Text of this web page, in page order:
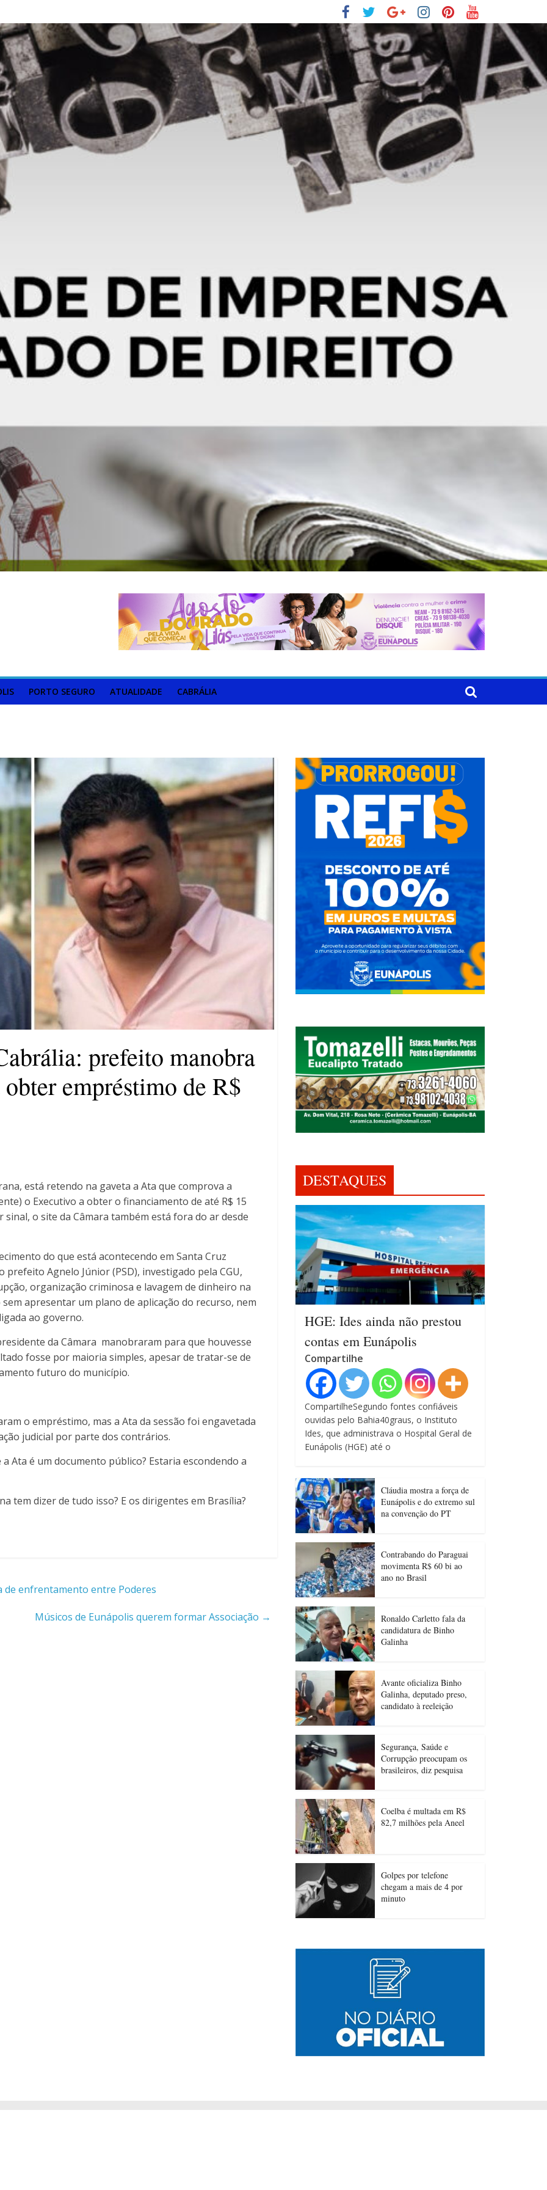
PORTO SEGURO ATUALIDADE CABRÁLIA
prefeito manobra
empréstimo de R$
está retendo na gaveta a Ata que comprova a
o Executivo a obter o financiamento de até R$ 15
sinal, o site da Câmara também está fora do ar desde
do que está acontecendo em Santa Cruz
Agnelo Júnior (PSD), investigado pela CGU,
organização criminosa e lavagem de dinheiro na
apresentar um plano de aplicação do recurso, nem
ao governo.
da Câmara manobraram para que houvesse
fosse por maioria simples, apesar de tratar-se de
futuro do município.
o empréstimo, mas a Ata da sessão foi engavetada
judicial por parte dos contrários.
Ata é um documento público? Estaria escondendo a
tem dizer de tudo isso? E os dirigentes em Brasília?
de enfrentamento entre Poderes
Músicos de Eunápolis querem formar Associação →
DESTAQUES
HGE: Ides ainda não prestou
contas em Eunápolis
Compartilhe
CompartilheSegundo fontes confiáveis
ouvidas pelo Bahia40graus, o Instituto
Ides, que administrava o Hospital Geral de
Eunápolis (HGE) até o
Cláudia mostra a força de
Eunápolis e do extremo sul
na convenção do PT
Contrabando do Paraguai
movimenta R$ 60 bi ao
ano no Brasil
Ronaldo Carletto fala da
candidatura de Binho
Galinha
Avante oficializa Binho
Galinha, deputado preso,
candidato à reeleição
Segurança, Saúde e
Corrupção preocupam os
brasileiros, diz pesquisa
Coelba é multada em R$
82,7 milhões pela Aneel
Golpes por telefone
chegam a mais de 4 por
minuto